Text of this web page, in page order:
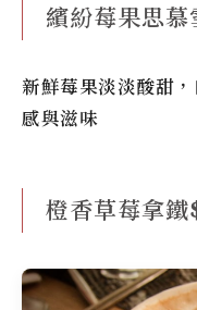
繽紛莓果思
新鮮莓果淡淡酸甜
感與滋味
橙香草莓拿